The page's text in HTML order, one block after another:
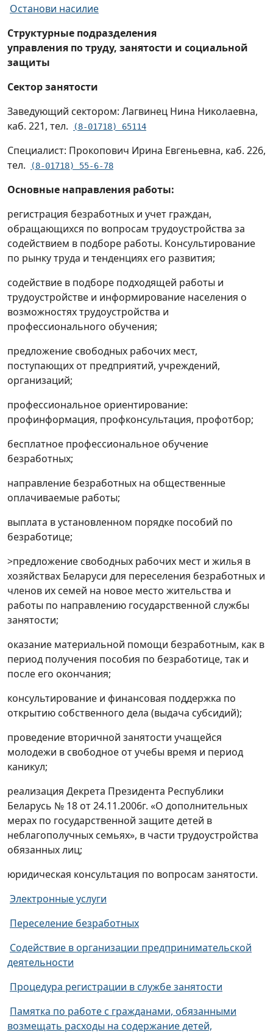
Останови насилие
Структурные подразделения
управления по труду, занятости и социальной
защиты
Сектор занятости
Заведующий сектором: Лагвинец Нина Николаевна,
каб. 221, тел.
(8-01718) 65114
Специалист: Прокопович Ирина Евгеньевна, каб. 226,
тел.
(8-01718) 55-6-78
Основные направления работы:
регистрация безработных и учет граждан,
обращающихся по вопросам трудоустройства за
содействием в подборе работы. Консультирование
по рынку труда и тенденциях его развития;
содействие в подборе подходящей работы и
трудоустройстве и информирование населения о
возможностях трудоустройства и
профессионального обучения;
предложение свободных рабочих мест,
поступающих от предприятий, учреждений,
организаций;
профессиональное ориентирование:
профинформация, профконсультация, профотбор;
бесплатное профессиональное обучение
безработных;
направление безработных на общественные
оплачиваемые работы;
выплата в установленном порядке пособий по
безработице;
>предложение свободных рабочих мест и жилья в
хозяйствах Беларуси для переселения безработных и
членов их семей на новое место жительства и
работы по направлению государственной службы
занятости;
оказание материальной помощи безработным, как в
период получения пособия по безработице, так и
после его окончания;
консультирование и финансовая поддержка по
открытию собственного дела (выдача субсидий);
проведение вторичной занятости учащейся
молодежи в свободное от учебы время и период
каникул;
реализация Декрета Президента Республики
Беларусь № 18 от 24.11.2006г. «О дополнительных
мерах по государственной защите детей в
неблагополучных семьях», в части трудоустройства
обязанных лиц;
юридическая консультация по вопросам занятости.
Электронные услуги
Переселение безработных
Содействие в организации предпринимательской
деятельности
Процедура регистрации в службе занятости
Памятка по работе с гражданами, обязанными
возмещать расходы на содержание детей,